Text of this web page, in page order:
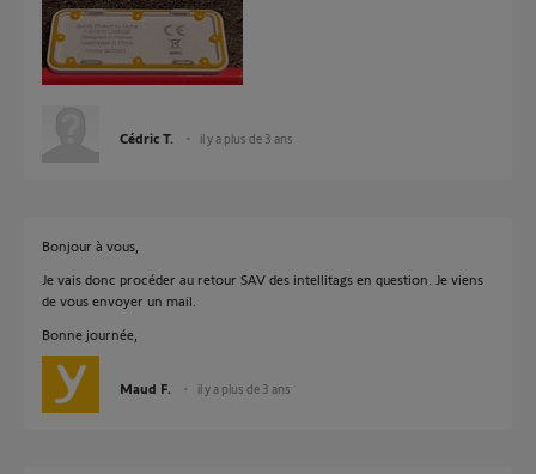
Cédric T. il y a plus de 3 ans
Bonjour à vous,
Je vais donc procéder au retour SAV des intellitags en question. Je viens
de vous envoyer un mail.
Bonne journée,
Maud F. il y a plus de 3 ans